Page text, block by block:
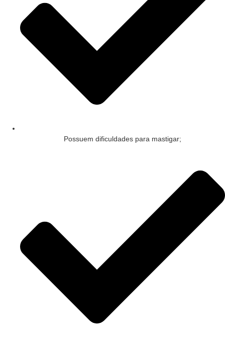
Possuem dificuldades para mastigar;